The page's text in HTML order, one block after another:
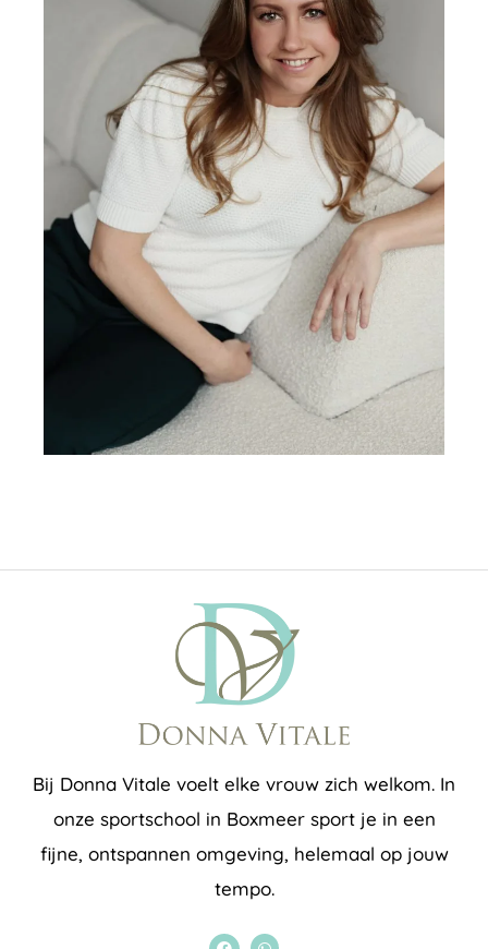
Bij Donna Vitale voelt elke vrouw zich welkom. In
onze sportschool in Boxmeer sport je in een
fijne, ontspannen omgeving, helemaal op jouw
tempo.